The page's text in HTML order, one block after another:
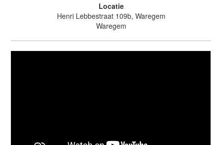
Locatie
Henri Lebbestraat 109b, Waregem
Waregem